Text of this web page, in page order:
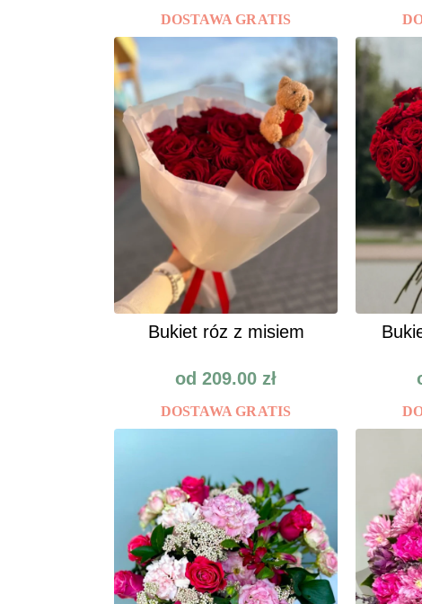
DOSTAWA GRATIS
Bukiet róz z misiem
od 209.00 zł
DOSTAWA GRATIS